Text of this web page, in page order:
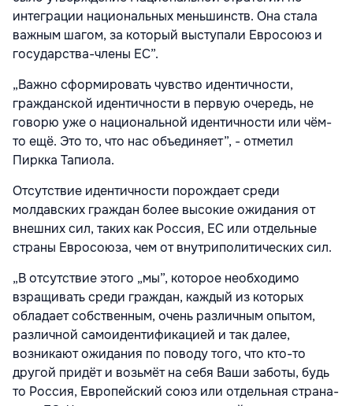
интеграции национальных меньшинств. Она стала
важным шагом, за который выступали Евросоюз и
государства-члены ЕС”.
„Важно сформировать чувство идентичности,
гражданской идентичности в первую очередь, не
говорю уже о национальной идентичности или чём-
то ещё. Это то, что нас объединяет”, - отметил
Пиркка Тапиола.
Отсутствие идентичности порождает среди
молдавских граждан более высокие ожидания от
внешних сил, таких как Россия, ЕС или отдельные
страны Евросоюза, чем от внутриполитических сил.
„В отсутствие этого „мы”, которое необходимо
взращивать среди граждан, каждый из которых
обладает собственным, очень различным опытом,
различной самоидентификацией и так далее,
возникают ожидания по поводу того, что кто-то
другой придёт и возьмёт на себя Ваши заботы, будь
то Россия, Европейский союз или отдельная страна-